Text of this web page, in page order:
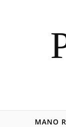
MANO